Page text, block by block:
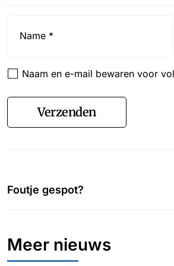
Naam en e-mail bewaren voor
Verzenden
Foutje gespot?
Meer nieuws